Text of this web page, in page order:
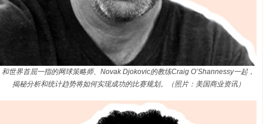
和世界首屈一指的网球策略师、Novak Djokovic的教练Craig O’Shannessy一起，
揭秘分析和统计趋势将如何实现成功的比赛规划。（照片：美国商业资讯）